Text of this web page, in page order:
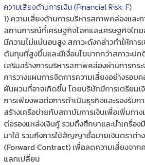
ความเสี่ยงด้านการเงิน (Financial Risk: F)
1) ความเสี่ยงด้านการบริหารสภาพคล่องและ
สถานการณ์ที่เศรษฐกิจโลกและเศรษฐกิจไท
มีความไม่แน่นอนสูง สภาวะดังกล่าวทำให้การ
ต้นทุนที่สูงขึ้นและมีเงื่อนไขมากกว่าสภาวะป
เสริมสร้างการบริหารสภาพคล่องผ่านการกร
การวางแผนการจัดการความเสี่ยงอย่างรอบ
ผันผวนที่อาจเกิดขึ้น โดยบริษัทมีการเตรียมเ
การเพียงพอต่อการดำเนินธุรกิจและรองรับก
สร้างเครือข่ายกับสถาบันการเงินเพื่อเพิ่มทาง
ต่อรองแหล่งเงินกู้ รวมถึงศึกษาและนำเครื่อง
มาใช้ รวมถึงการใช้สัญญาซื้อขายเงินตราต่า
(Forward Contract) เพื่อลดความเสี่ยงจา
แลกเปลี่ยน